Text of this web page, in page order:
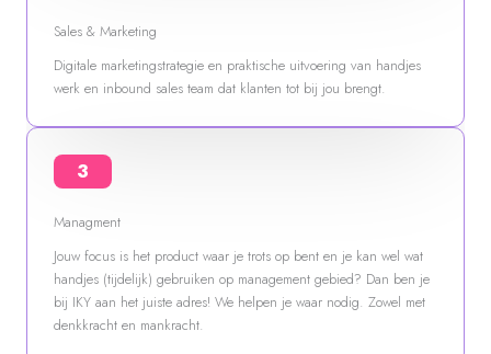
Sales & Marketing
Digitale marketingstrategie en praktische uitvoering van handjes
werk en inbound sales team dat klanten tot bij jou brengt.
3
Managment
Jouw focus is het product waar je trots op bent en je kan wel wat
handjes (tijdelijk) gebruiken op management gebied? Dan ben je
bij IKY aan het juiste adres! We helpen je waar nodig. Zowel met
denkkracht en mankracht.